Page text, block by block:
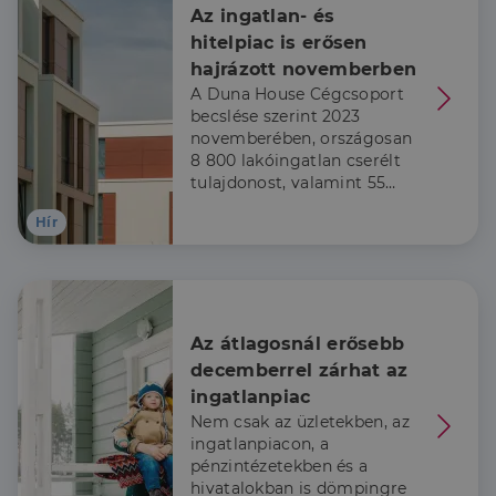
Hír
Az ingatlan- és
hitelpiac is erősen
hajrázott novemberben
A Duna House Cégcsoport
becslése szerint 2023
novemberében, országosan
8 800 lakóingatlan cserélt
tulajdonost, valamint 55
Az átlagosnál erősebb
decemberrel zárhat az
ingatlanpiac
Nem csak az üzletekben, az
ingatlanpiacon, a
pénzintézetekben és a
hivatalokban is dömpingre
szükséges sütik nélkül.
Szolgáltató/
Domain
Lejárat
LinkedIn
Corporation
.linkedin.com
5
hónap
4 hét
A cookie-k nem
alapvető célokra
felhasználásához
való
beállításainak
Szükséges, hogy
cookie banner
megfelelően
Privacy Policy